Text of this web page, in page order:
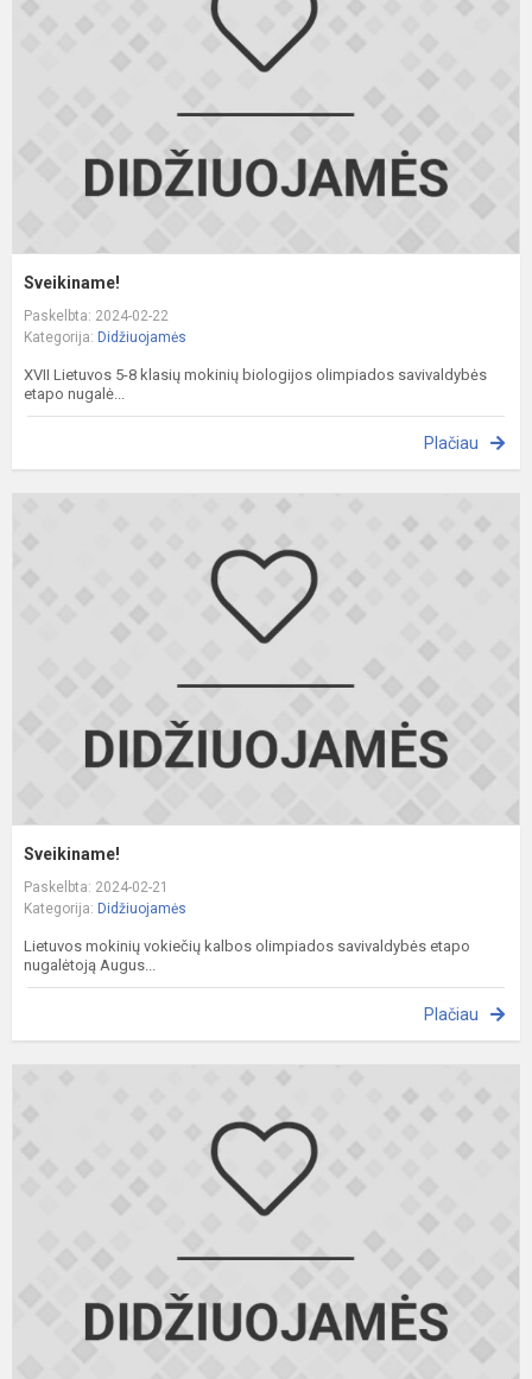
Sveikiname!
Paskelbta: 2024-02-22
Kategorija: Didžiuojamės
XVII Lietuvos 5-8 klasių mokinių biologijos olimpiados savivaldybės
etapo nugalė...
Plačiau
Sveikiname!
Paskelbta: 2024-02-21
Kategorija: Didžiuojamės
Lietuvos mokinių vokiečių kalbos olimpiados savivaldybės etapo
nugalėtoją Augus...
Plačiau